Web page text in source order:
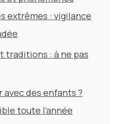
extrêmes : vigilance
traditions : à ne pas
avec des enfants ?
toute l’année